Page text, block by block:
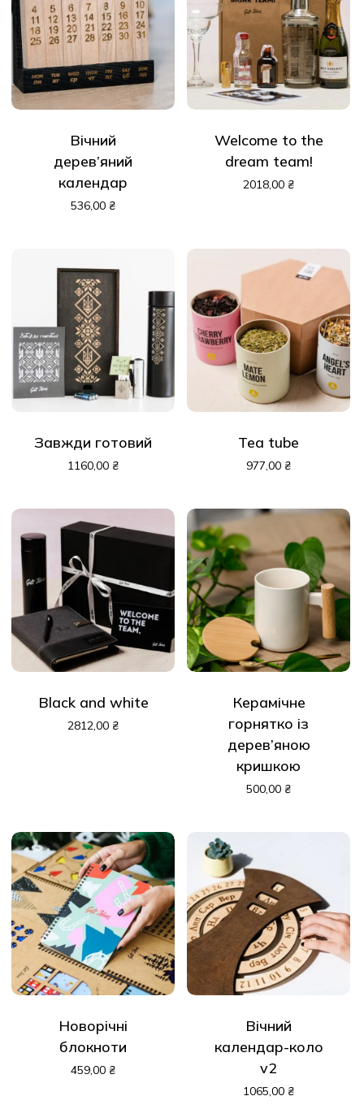
У кошику немає
товарів.
До Магазину
Вічний
дерев’яний
календар
536,00 ₴
Welcome to the
dream team!
2018,00 ₴
Завжди готовий
1160,00 ₴
Tea tube
977,00 ₴
Black and white
2812,00 ₴
Керамічне
горнятко із
дерев’яною
кришкою
500,00 ₴
Новорічні
блокноти
459,00 ₴
Вічний
календар-коло
v2
1065,00 ₴